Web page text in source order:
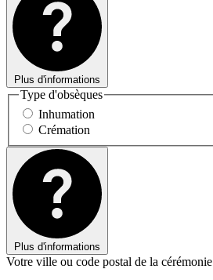
Plus d'informations
Type d'obsèques
Inhumation
Crémation
Plus d'informations
Votre ville ou code postal de la cérémonie